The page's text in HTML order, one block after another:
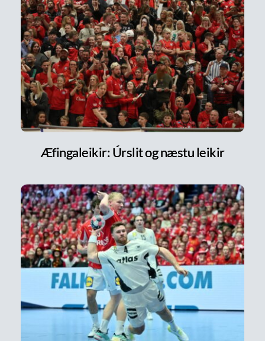
Æfingaleikir: Úrslit og næstu leikir